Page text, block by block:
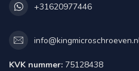
+31620977446
KVK nummer: 75128438